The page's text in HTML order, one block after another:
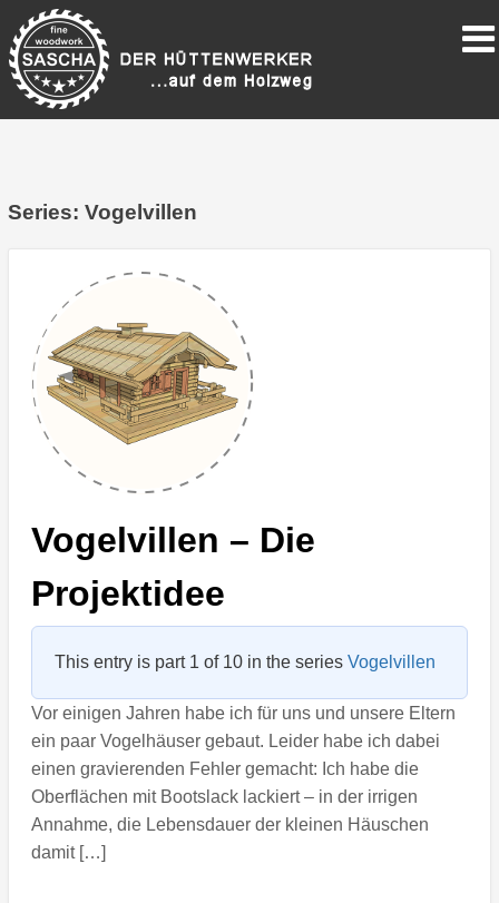
Series: Vogelvillen
Vogelvillen – Die
Projektidee
This entry is part 1 of 10 in the series Vogelvillen
Vor einigen Jahren habe ich für uns und unsere Eltern
ein paar Vogelhäuser gebaut. Leider habe ich dabei
einen gravierenden Fehler gemacht: Ich habe die
Oberflächen mit Bootslack lackiert – in der irrigen
Annahme, die Lebensdauer der kleinen Häuschen
damit […]